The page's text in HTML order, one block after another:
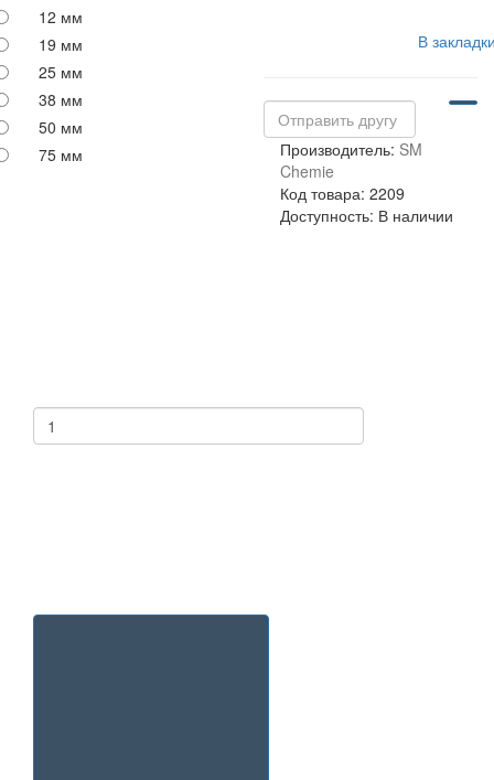
12 мм
19 мм
25 мм
38 мм
50 мм
75 мм
В
Производитель: SM
Chemie
Код товара: 2209
Доступность: В наличии